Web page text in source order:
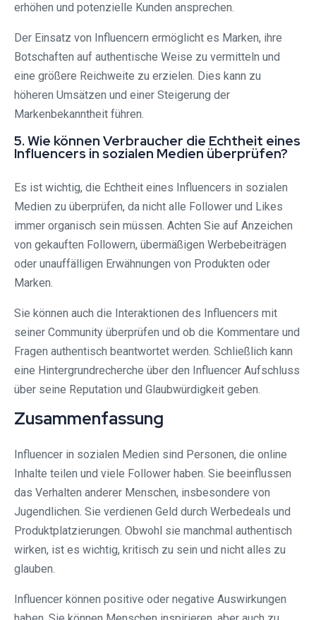
erhöhen und potenzielle Kunden ansprechen.
Der Einsatz von Influencern ermöglicht es Marken, ihre
Botschaften auf authentische Weise zu vermitteln und
eine größere Reichweite zu erzielen. Dies kann zu
höheren Umsätzen und einer Steigerung der
Markenbekanntheit führen.
5. Wie können Verbraucher die Echtheit eines
Influencers in sozialen Medien überprüfen?
Es ist wichtig, die Echtheit eines Influencers in sozialen
Medien zu überprüfen, da nicht alle Follower und Likes
immer organisch sein müssen. Achten Sie auf Anzeichen
von gekauften Followern, übermäßigen Werbebeiträgen
oder unauffälligen Erwähnungen von Produkten oder
Marken.
Sie können auch die Interaktionen des Influencers mit
seiner Community überprüfen und ob die Kommentare und
Fragen authentisch beantwortet werden. Schließlich kann
eine Hintergrundrecherche über den Influencer Aufschluss
über seine Reputation und Glaubwürdigkeit geben.
Zusammenfassung
Influencer in sozialen Medien sind Personen, die online
Inhalte teilen und viele Follower haben. Sie beeinflussen
das Verhalten anderer Menschen, insbesondere von
Jugendlichen. Sie verdienen Geld durch Werbedeals und
Produktplatzierungen. Obwohl sie manchmal authentisch
wirken, ist es wichtig, kritisch zu sein und nicht alles zu
glauben.
Influencer können positive oder negative Auswirkungen